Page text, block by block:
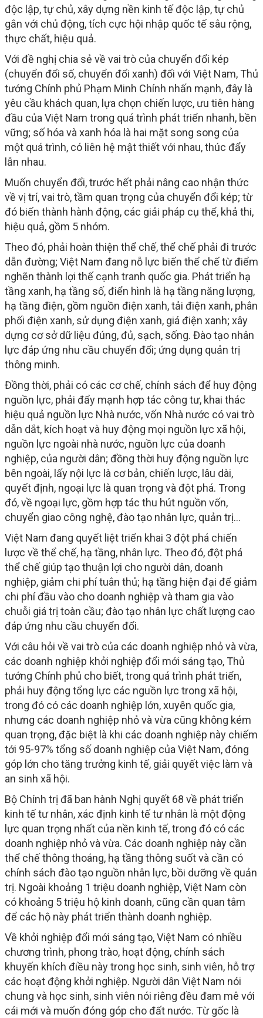
độc lập, tự chủ, xây dựng nền kinh tế độc lập, tự chủ
gắn với chủ động, tích cực hội nhập quốc tế sâu rộng,
thực chất, hiệu quả.
Với đề nghị chia sẻ về vai trò của chuyển đổi kép
(chuyển đổi số, chuyển đổi xanh) đối với Việt Nam, Thủ
tướng Chính phủ Phạm Minh Chính nhấn mạnh, đây là
yêu cầu khách quan, lựa chọn chiến lược, ưu tiên hàng
đầu của Việt Nam trong quá trình phát triển nhanh, bền
vững; số hóa và xanh hóa là hai mặt song song của
một quá trình, có liên hệ mật thiết với nhau, thúc đẩy
lẫn nhau.
Muốn chuyển đổi, trước hết phải nâng cao nhận thức
về vị trí, vai trò, tầm quan trọng của chuyển đổi kép; từ
đó biến thành hành động, các giải pháp cụ thể, khả thi,
hiệu quả, gồm 5 nhóm.
Theo đó, phải hoàn thiện thể chế, thể chế phải đi trước
dẫn đường; Việt Nam đang nỗ lực biến thể chế từ điểm
nghẽn thành lợi thế cạnh tranh quốc gia. Phát triển hạ
tầng xanh, hạ tầng số, điển hình là hạ tầng năng lượng,
hạ tầng điện, gồm nguồn điện xanh, tải điện xanh, phân
phối điện xanh, sử dụng điện xanh, giá điện xanh; xây
dựng cơ sở dữ liệu đúng, đủ, sạch, sống. Đào tạo nhân
lực đáp ứng nhu cầu chuyển đổi; ứng dụng quản trị
thông minh.
Đồng thời, phải có các cơ chế, chính sách để huy động
nguồn lực, phải đẩy mạnh hợp tác công tư, khai thác
hiệu quả nguồn lực Nhà nước, vốn Nhà nước có vai trò
dẫn dắt, kích hoạt và huy động mọi nguồn lực xã hội,
nguồn lực ngoài nhà nước, nguồn lực của doanh
nghiệp, của người dân; đồng thời huy động nguồn lực
bên ngoài, lấy nội lực là cơ bản, chiến lược, lâu dài,
quyết định, ngoại lực là quan trọng và đột phá. Trong
đó, về ngoại lực, gồm hợp tác thu hút nguồn vốn,
chuyển giao công nghệ, đào tạo nhân lực, quản trị…
Việt Nam đang quyết liệt triển khai 3 đột phá chiến
lược về thể chế, hạ tầng, nhân lực. Theo đó, đột phá
thể chế giúp tạo thuận lợi cho người dân, doanh
nghiệp, giảm chi phí tuân thủ; hạ tầng hiện đại để giảm
chi phí đầu vào cho doanh nghiệp và tham gia vào
chuỗi giá trị toàn cầu; đào tạo nhân lực chất lượng cao
đáp ứng nhu cầu chuyển đổi.
Với câu hỏi về vai trò của các doanh nghiệp nhỏ và vừa,
các doanh nghiệp khởi nghiệp đổi mới sáng tạo, Thủ
tướng Chính phủ cho biết, trong quá trình phát triển,
phải huy động tổng lực các nguồn lực trong xã hội,
trong đó có các doanh nghiệp lớn, xuyên quốc gia,
nhưng các doanh nghiệp nhỏ và vừa cũng không kém
quan trọng, đặc biệt là khi các doanh nghiệp này chiếm
tới 95-97% tổng số doanh nghiệp của Việt Nam, đóng
góp lớn cho tăng trưởng kinh tế, giải quyết việc làm và
an sinh xã hội.
Bộ Chính trị đã ban hành Nghị quyết 68 về phát triển
kinh tế tư nhân, xác định kinh tế tư nhân là một động
lực quan trọng nhất của nền kinh tế, trong đó có các
doanh nghiệp nhỏ và vừa. Các doanh nghiệp này cần
thể chế thông thoáng, hạ tầng thông suốt và cần có
chính sách đào tạo nguồn nhân lực, bồi dưỡng về quản
trị. Ngoài khoảng 1 triệu doanh nghiệp, Việt Nam còn
có khoảng 5 triệu hộ kinh doanh, cũng cần quan tâm
để các hộ này phát triển thành doanh nghiệp.
Về khởi nghiệp đổi mới sáng tạo, Việt Nam có nhiều
chương trình, phong trào, hoạt động, chính sách
khuyến khích điều này trong học sinh, sinh viên, hỗ trợ
các hoạt động khởi nghiệp. Người dân Việt Nam nói
chung và học sinh, sinh viên nói riêng đều đam mê với
cái mới và muốn đóng góp cho đất nước. Từ gốc là